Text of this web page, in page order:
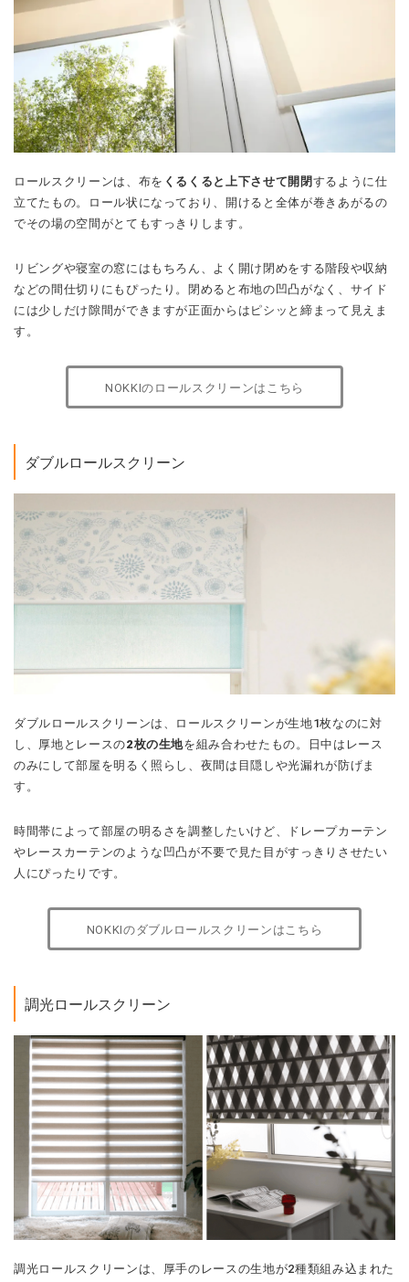
ロールスクリーンは、布を くるくると上下させて開閉 するように仕
立てたもの。ロール状になっており、開けると全体が巻きあがるの
でその場の空間がとてもすっきりします。
リビングや寝室の窓にはもちろん、よく開け閉めをする階段や収納
などの間仕切りにもぴったり。閉めると布地の凹凸がなく、サイド
には少しだけ隙間ができますが正面からはピシッと締まって見えま
す。
NOKKIのロールスクリーンはこちら
ダブルロールスクリーン
ダブルロールスクリーンは、ロールスクリーンが生地1枚なのに対
し、厚地とレースの2枚の生地を組み合わせたもの。日中はレース
のみにして部屋を明るく照らし、夜間は目隠しや光漏れが防げま
す。
時間帯によって部屋の明るさを調整したいけど、ドレープカーテン
やレースカーテンのような凹凸が不要で見た目がすっきりさせたい
人にぴったりです。
NOKKIのダブルロールスクリーンはこちら
調光ロールスクリーン
調光ロールスクリーンは、厚手のレースの生地が2種類組み込まれた